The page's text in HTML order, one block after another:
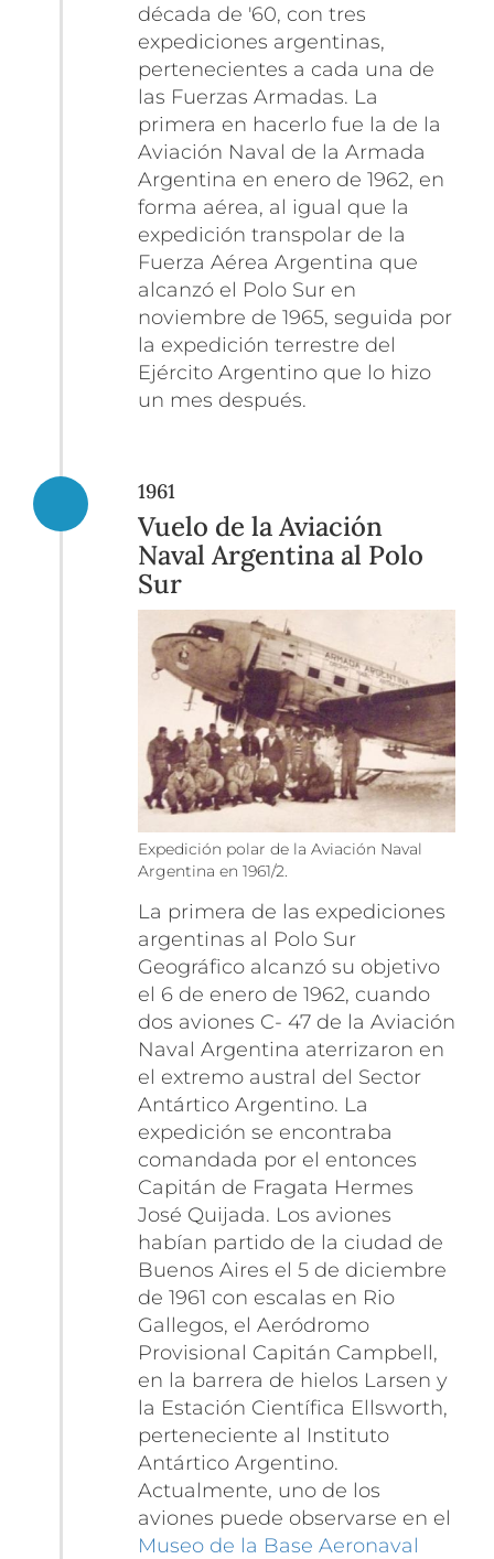
década de '60, con tres
expediciones argentinas,
pertenecientes a cada una de
las Fuerzas Armadas. La
primera en hacerlo fue la de la
Aviación Naval de la Armada
Argentina en enero de 1962, en
forma aérea, al igual que la
expedición transpolar de la
Fuerza Aérea Argentina que
alcanzó el Polo Sur en
noviembre de 1965, seguida por
la expedición terrestre del
Ejército Argentino que lo hizo
un mes después.
1961
Vuelo de la Aviación
Naval Argentina al Polo
Sur
Expedición polar de la Aviación Naval
Argentina en 1961/2.
La primera de las expediciones
argentinas al Polo Sur
Geográfico alcanzó su objetivo
el 6 de enero de 1962, cuando
dos aviones C- 47 de la Aviación
Naval Argentina aterrizaron en
el extremo austral del Sector
Antártico Argentino. La
expedición se encontraba
comandada por el entonces
Capitán de Fragata Hermes
José Quijada. Los aviones
habían partido de la ciudad de
Buenos Aires el 5 de diciembre
de 1961 con escalas en Rio
Gallegos, el Aeródromo
Provisional Capitán Campbell,
en la barrera de hielos Larsen y
la Estación Científica Ellsworth,
perteneciente al Instituto
Antártico Argentino.
Actualmente, uno de los
aviones puede observarse en el
Museo de la Base Aeronaval